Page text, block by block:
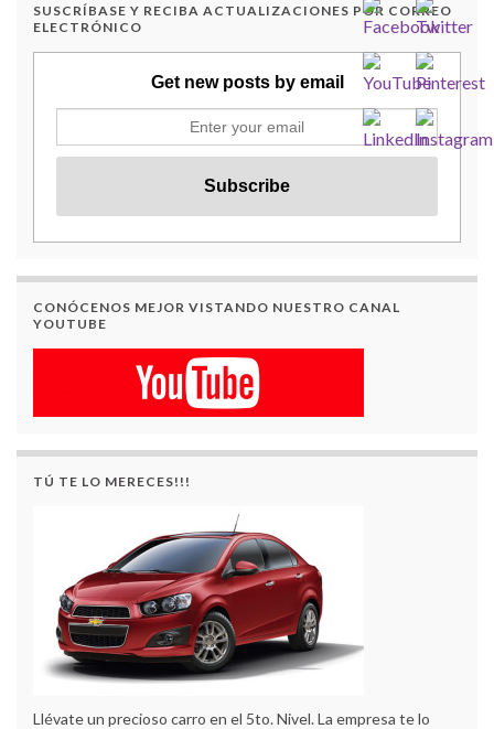
SUSCRÍBASE Y RECIBA ACTUALIZACIONES POR CORREO
ELECTRÓNICO
Get new posts by email
CONÓCENOS MEJOR VISTANDO NUESTRO CANAL
YOUTUBE
TÚ TE LO MERECES!!!
Llévate un precioso carro en el 5to. Nivel. La empresa te lo